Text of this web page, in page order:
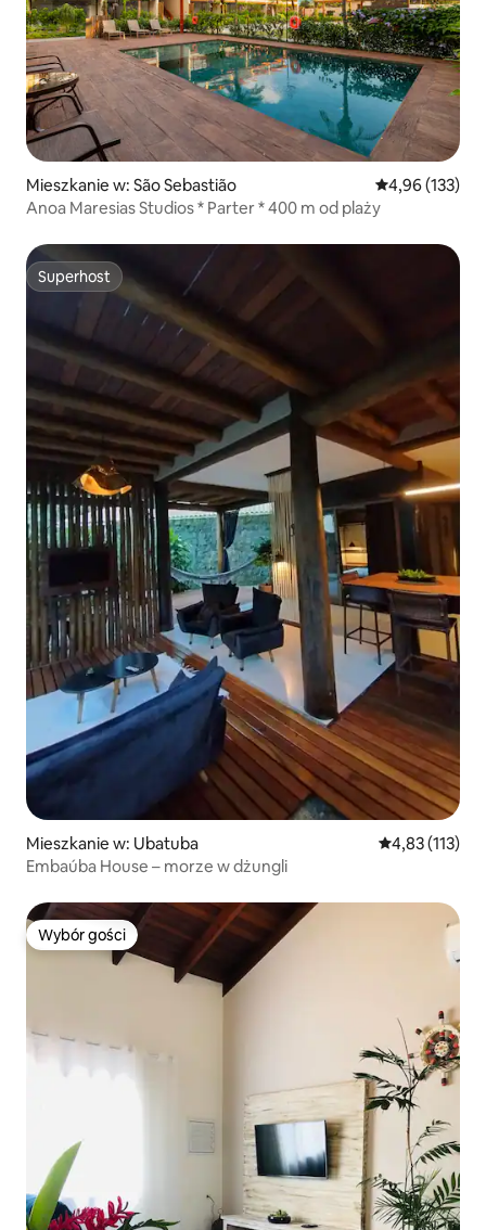
Mieszkanie w: São Sebastião Średnia
4,96 (133)
Anoa Maresias Studios * Parter * 400 m od plaży
Superhost
Superhost
Mieszkanie w: Ubatuba Średnia
4,83 (113)
Embaúba House – morze w dżungli
Wybór gości
Wybór gości